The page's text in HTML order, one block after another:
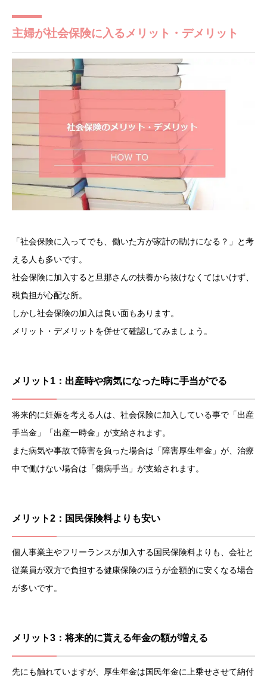
主婦が社会保険に入るメリット・デメリット
「社会保険に入ってでも、働いた方が家計の助けになる？」と考
える人も多いです。
社会保険に加入すると旦那さんの扶養から抜けなくてはいけず、
税負担が心配な所。
しかし社会保険の加入は良い面もあります。
メリット・デメリットを併せて確認してみましょう。
メリット1：出産時や病気になった時に手当がでる
将来的に妊娠を考える人は、社会保険に加入している事で「出産
手当金」「出産一時金」が支給されます。
また病気や事故で障害を負った場合は「障害厚生年金」が、治療
中で働けない場合は「傷病手当」が支給されます。
メリット2：国民保険料よりも安い
個人事業主やフリーランスが加入する国民保険料よりも、会社と
従業員が双方で負担する健康保険のほうが金額的に安くなる場合
が多いです。
メリット3：将来的に貰える年金の額が増える
先にも触れていますが、厚生年金は国民年金に上乗せさせて納付